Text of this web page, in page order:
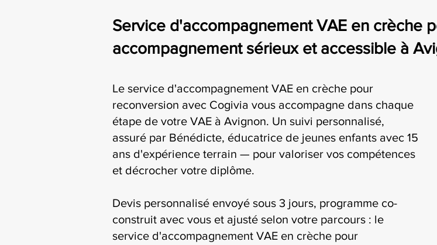
Service d'accompagnement VAE en crèche
accompagnement sérieux et accessible à
Le service d'accompagnement VAE en crèche pour
reconversion avec Cogivia vous accompagne dans chaque
étape de votre VAE à Avignon. Un suivi personnalisé,
assuré par Bénédicte, éducatrice de jeunes enfants avec 15
ans d'expérience terrain — pour valoriser vos compétences
et décrocher votre diplôme.
Devis personnalisé envoyé sous 3 jours, programme co-
construit avec vous et ajusté selon votre parcours : le
service d'accompagnement VAE en crèche pour